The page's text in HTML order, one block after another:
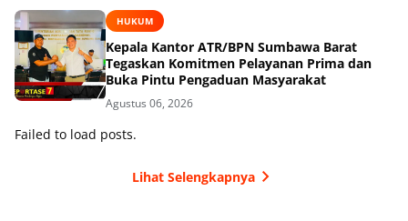
HUKUM
Kepala Kantor ATR/BPN Sumbawa Barat
Tegaskan Komitmen Pelayanan Prima dan
Buka Pintu Pengaduan Masyarakat
Agustus 06, 2026
Failed to load posts.
Lihat Selengkapnya